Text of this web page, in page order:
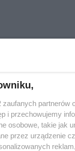
zaufanych partnerów
i przechowujemy
osobowe, takie jak
przez urządzenie